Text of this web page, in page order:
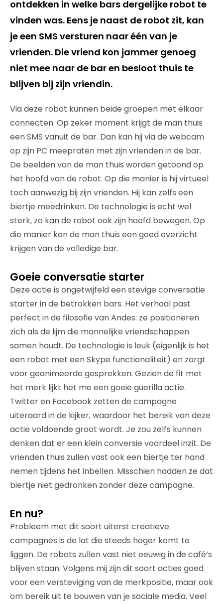
ontdekken in welke bars dergelijke robot te
vinden was. Eens je naast de robot zit, kan
je een SMS versturen naar één van je
vrienden. Die vriend kon jammer genoeg
niet mee naar de bar en besloot thuis te
blijven bij zijn vriendin.
Via deze robot kunnen beide groepen met elkaar
connecten. Op zeker moment krijgt de man thuis
een SMS vanuit de bar. Dan kan hij via de webcam
op zijn PC meepraten met zijn vrienden in de bar.
De beelden van de man thuis worden getoond op
het hoofd van de robot. Op die manier is hij virtueel
toch aanwezig bij zijn vrienden. Hij kan zelfs een
biertje meedrinken. De technologie is echt wel
sterk, zo kan de robot ook zijn hoofd bewegen. Op
die manier kan de man thuis een goed overzicht
krijgen van de volledige bar.
Goeie conversatie starter
Deze actie is ongetwijfeld een stevige conversatie
starter in de betrokken bars. Het verhaal past
perfect in de filosofie van Andes: ze positioneren
zich als de lijm die mannelijke vriendschappen
samen houdt. De technologie is leuk (eigenlijk is het
een robot met een Skype functionaliteit) en zorgt
voor geanimeerde gesprekken. Gezien de fit met
het merk lijkt het me een goeie guerilla actie.
Twitter en Facebook zetten de campagne
uiteraard in de kijker, waardoor het bereik van deze
actie voldoende groot wordt. Je zou zelfs kunnen
denken dat er een klein conversie voordeel inzit. De
vrienden thuis zullen vast ook een biertje ter hand
nemen tijdens het inbellen. Misschien hadden ze dat
biertje niet gedronken zonder deze campagne.
En nu?
Probleem met dit soort uiterst creatieve
campagnes is de lat die steeds hoger komt te
liggen. De robots zullen vast niet eeuwig in de café‘s
blijven staan. Volgens mij zijn dit soort acties goed
voor een versteviging van de merkpositie, maar ook
om bereik uit te bouwen van je sociale media. Veel